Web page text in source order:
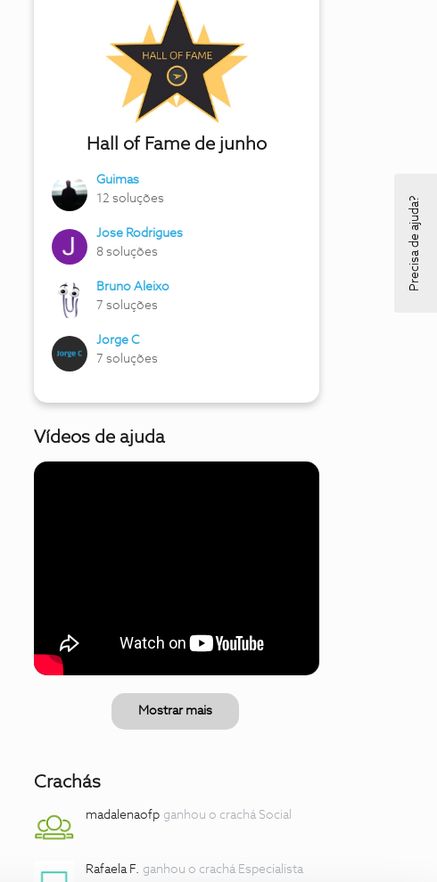
Hall of Fame de junho
Guimas
12 soluções
Jose Rodrigues
8 soluções
Bruno Aleixo
7 soluções
Jorge C
7 soluções
Vídeos de ajuda
Mostrar mais
Crachás
madalenaofp ganhou o crachá Social
Rafaela F. ganhou o crachá Especialista
Precisa de ajuda?